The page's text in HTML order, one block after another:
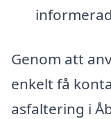
Genom att
enkelt få
asfaltering i